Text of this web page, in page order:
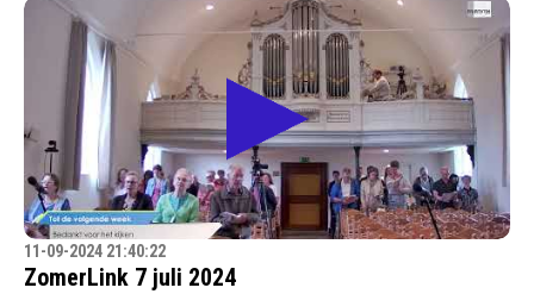
11-09-2024 21:40:22
ZomerLink 7 juli 2024